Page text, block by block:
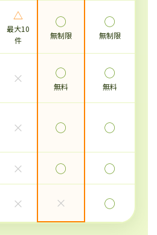
△
最大10
件
◯
無制限
◯
無制限
× ◯
無料
◯
無料
× ◯ ◯
× ◯ ◯
× × ◯